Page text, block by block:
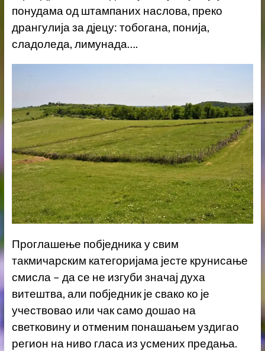
понудама од штампаних наслова, преко
дрангулија за дјецу: тобогана, понија,
сладоледа, лимунада….
Проглашење побједника у свим
такмичарским категоријама јесте крунисање
смисла – да се не изгуби значај духа
витештва, али побједник је свако ко је
учествовао или чак само дошао на
светковину и отменим понашањем уздигао
регион на ниво гласа из усмених предања.